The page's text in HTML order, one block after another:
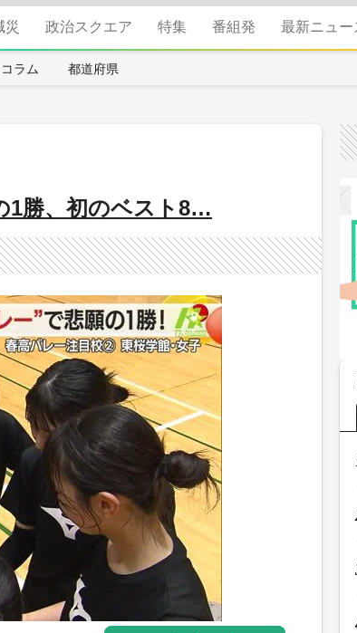
政治スクエア 特集 番組発 最新ニュー
コラム 都道府県
1勝、初のベスト8…